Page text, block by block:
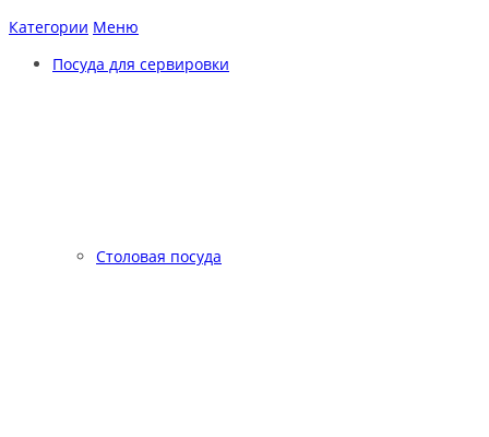
Категории Меню
Посуда для сервировки
Столовая посуда